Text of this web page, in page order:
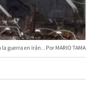
guerra en Irán. MARIO TAMA